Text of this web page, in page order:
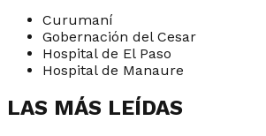
Curumaní
Gobernación del Cesar
Hospital de El Paso
Hospital de Manaure
LAS MÁS LEÍDAS